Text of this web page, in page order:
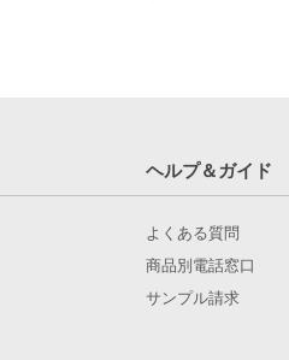
ヘルプ＆ガイド
よくある質問
商品別電話窓口
サンプル請求